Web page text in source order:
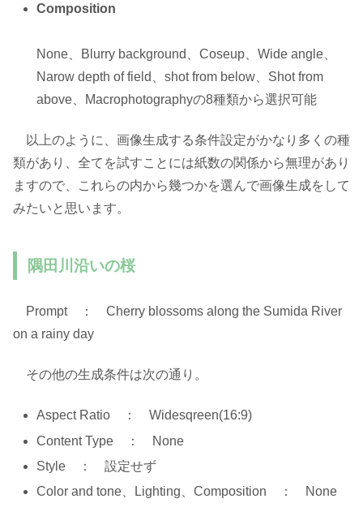
Composition
None、Blurry background、Coseup、Wide angle、
Narow depth of field、shot from below、Shot from
above、Macrophotographyの8種類から選択可能
以上のように、画像生成する条件設定がかなり多くの種
類があり、全てを試すことには紙数の関係から無理があり
ますので、これらの内から幾つかを選んで画像生成をして
みたいと思います。
隅田川沿いの桜
Prompt ： Cherry blossoms along the Sumida River
on a rainy day
その他の生成条件は次の通り。
Aspect Ratio ： Widesqreen(16:9)
Content Type ： None
Style ： 設定せず
Color and tone、Lighting、Composition ： None